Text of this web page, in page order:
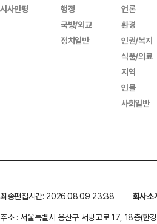
시사만평
행정
국방/외교
정치일반
언론
환경
인권/복지
식품/의료
지역
인물
사회일반
최종편집시간: 2026.08.09 23:38 회사소
주소 : 서울특별시 용산구 서빙고로 17, 18층(한